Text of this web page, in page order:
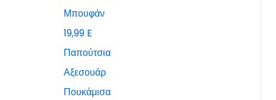
Μπουφάν
19,99 E
Παπούτσια
Αξεσουάρ
Πουκάμισα